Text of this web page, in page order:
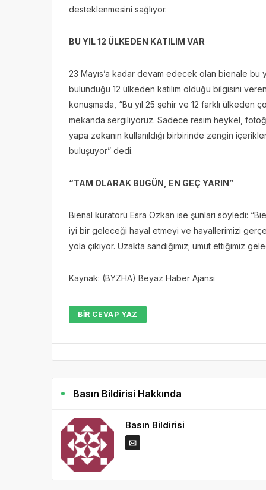
desteklenmesini sağlıyor.
BU YIL 12 ÜLKEDEN KATILIM VAR
23 Mayıs’a kadar devam edecek olan bienale bu
bulunduğu 12 ülkeden katılım olduğu bilgisini
konuşmada, “Bu yıl 25 şehir ve 12 farklı ülkeden
mekanda sergiliyoruz. Sadece resim heykel,
yapa zekanın kullanıldığı birbirinde zengin
buluşuyor” dedi.
“TAM OLARAK BUGÜN, EN GEÇ YARIN”
Bienal küratörü Esra Özkan ise şunları söyledi:
iyi bir geleceği hayal etmeyi ve hayallerimizi
yola çıkıyor. Uzakta sandığımız; umut ettiğimiz
Kaynak: (BYZHA) Beyaz Haber Ajansı
BIR CEVAP YAZ
Basın Bildirisi Hakkında
Basın Bildirisi